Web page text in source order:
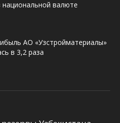
национальной валюте
АО «Узстройматериалы»
в 3,2 раза